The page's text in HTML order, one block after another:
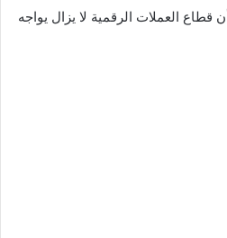
قطاع العملات الرقمية لا يزال يواجه